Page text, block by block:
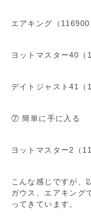
エアキング（116900
ヨットマスター40（
デイトジャスト41（
⑦ 簡単に手に入る
ヨットマスター2（
こんな感じですが、
ガウス、エアキング
ってきています。